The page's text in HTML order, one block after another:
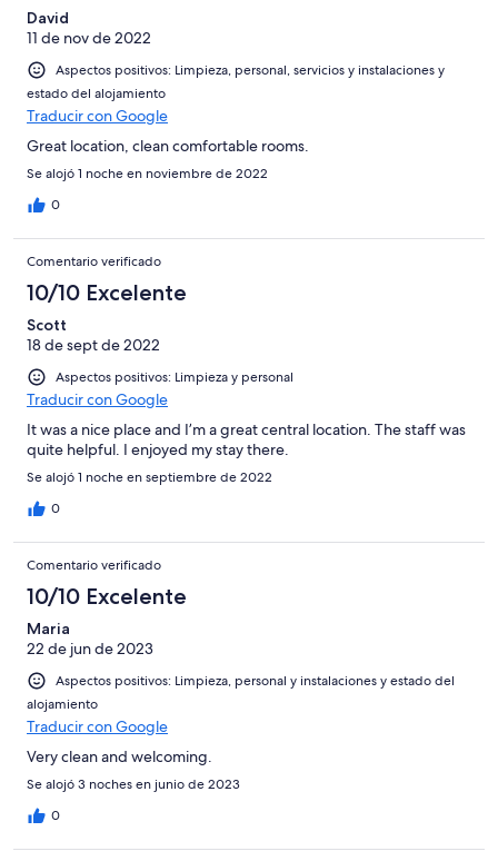
David
11 de nov de 2022
Aspectos positivos: Limpieza, personal, servicios y instalaciones y
estado del alojamiento
Traducir con Google
Great location, clean comfortable rooms.
Se alojó 1 noche en noviembre de 2022
0
Comentario verificado
10/10 Excelente
Scott
18 de sept de 2022
Aspectos positivos: Limpieza y personal
Traducir con Google
It was a nice place and I’m a great central location. The staff was
quite helpful. I enjoyed my stay there.
Se alojó 1 noche en septiembre de 2022
0
Comentario verificado
10/10 Excelente
Maria
22 de jun de 2023
Aspectos positivos: Limpieza, personal y instalaciones y estado del
alojamiento
Traducir con Google
Very clean and welcoming.
Se alojó 3 noches en junio de 2023
0